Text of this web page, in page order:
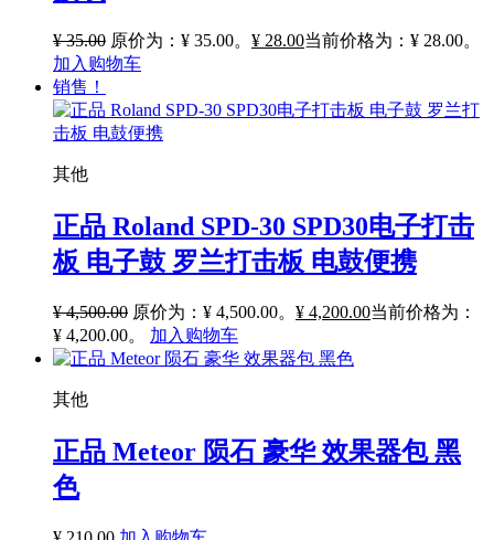
¥35.00 原价为：¥ 35.00。 ¥ 28.00当前价格为：¥ 28.00。
加入购物车
销售！
其他
正品 Roland SPD-30 SPD30电子打击
板 电子鼓 罗兰打击板 电鼓便携
¥4,500.00 原价为：¥ 4,500.00。 ¥ 4,200.00当前价格为：
¥ 4,200.00。
加入购物车
其他
正品 Meteor 陨石 豪华 效果器包 黑
色